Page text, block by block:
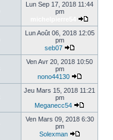
Lun Sep 17, 2018 11:44
pm
Lun Août 06, 2018 12:05
pm
seb07
Ven Avr 20, 2018 10:50
pm
nono44130
Jeu Mars 15, 2018 11:21
pm
Meganecc54
Ven Mars 09, 2018 6:30
pm
Solexman